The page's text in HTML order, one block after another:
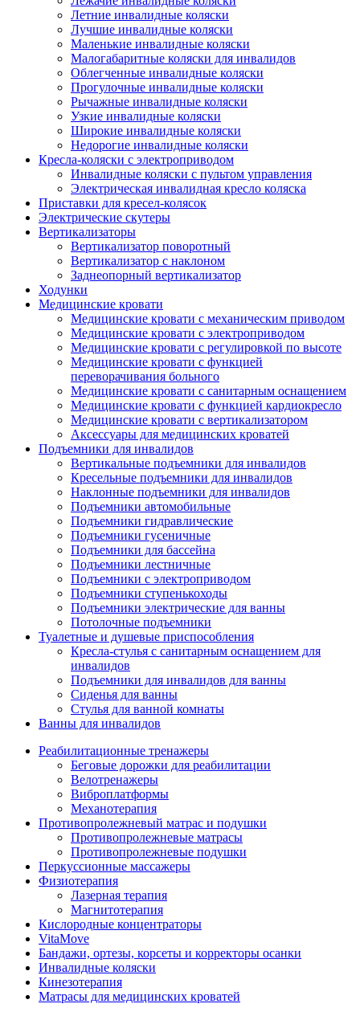
Летние инвалидные коляски
Лучшие инвалидные коляски
Маленькие инвалидные коляски
Малогабаритные коляски для инвалидов
Облегченные инвалидные коляски
Прогулочные инвалидные коляски
Рычажные инвалидные коляски
Узкие инвалидные коляски
Широкие инвалидные коляски
Недорогие инвалидные коляски
Кресла-коляски с электроприводом
Инвалидные коляски с пультом управления
Электрическая инвалидная кресло коляска
Приставки для кресел-колясок
Электрические скутеры
Вертикализаторы
Вертикализатор поворотный
Вертикализатор с наклоном
Заднеопорный вертикализатор
Ходунки
Медицинские кровати
Медицинские кровати с механическим приводом
Медицинские кровати с электроприводом
Медицинские кровати с регулировкой по высоте
Медицинские кровати с функцией
переворачивания больного
Медицинские кровати с санитарным оснащением
Медицинские кровати с функцией кардиокресло
Медицинские кровати с вертикализатором
Аксессуары для медицинских кроватей
Подъемники для инвалидов
Вертикальные подъемники для инвалидов
Кресельные подъемники для инвалидов
Наклонные подъемники для инвалидов
Подъемники автомобильные
Подъемники гидравлические
Подъемники гусеничные
Подъемники для бассейна
Подъемники лестничные
Подъемники с электроприводом
Подъемники ступенькоходы
Подъемники электрические для ванны
Потолочные подъемники
Туалетные и душевые приспособления
Кресла-стулья с санитарным оснащением для
инвалидов
Подъемники для инвалидов для ванны
Сиденья для ванны
Стулья для ванной комнаты
Ванны для инвалидов
Реабилитационные тренажеры
Беговые дорожки для реабилитации
Велотренажеры
Виброплатформы
Механотерапия
Противопролежневый матрас и подушки
Противопролежневые матрасы
Противопролежневые подушки
Перкуссионные массажеры
Физиотерапия
Лазерная терапия
Магнитотерапия
Кислородные концентраторы
VitaMove
Бандажи, ортезы, корсеты и корректоры осанки
Инвалидные коляски
Кинезотерапия
Матрасы для медицинских кроватей